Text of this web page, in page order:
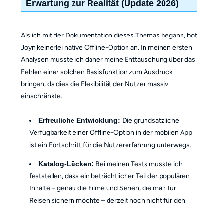
Erwartung zur Realität (Update 2026)
Als ich mit der Dokumentation dieses Themas begann, bot
Joyn keinerlei native Offline-Option an. In meinen ersten
Analysen musste ich daher meine Enttäuschung über das
Fehlen einer solchen Basisfunktion zum Ausdruck
bringen, da dies die Flexibilität der Nutzer massiv
einschränkte.
Erfreuliche Entwicklung: Die grundsätzliche
Verfügbarkeit einer Offline-Option in der mobilen App
ist ein Fortschritt für die Nutzererfahrung unterwegs.
Katalog-Lücken: Bei meinen Tests musste ich
feststellen, dass ein beträchtlicher Teil der populären
Inhalte – genau die Filme und Serien, die man für
Reisen sichern möchte – derzeit noch nicht für den